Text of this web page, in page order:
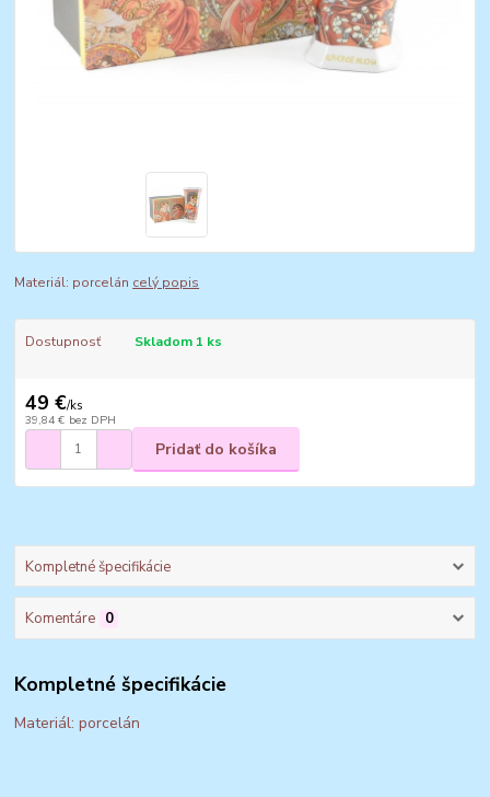
Materiál: porcelán celý popis
Dostupnosť Skladom 1 ks
49 €/ks
39,84 € bez DPH
Pridať do košíka
Kompletné špecifikácie
Komentáre 0
Kompletné špecifikácie
Materiál: porcelán